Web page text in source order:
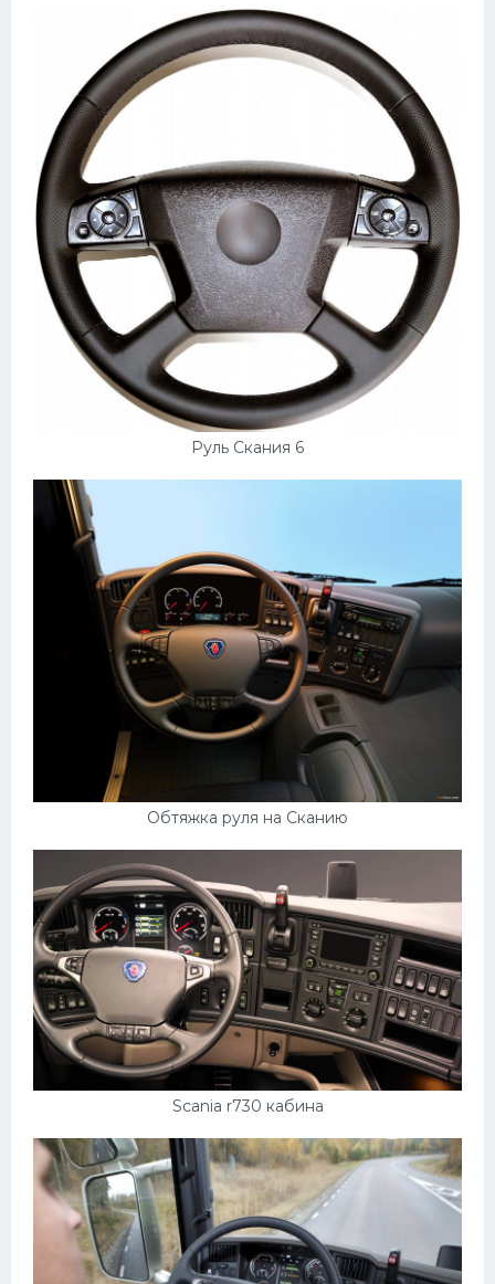
Руль Скания 6
Обтяжка руля на Сканию
Scania r730 кабина